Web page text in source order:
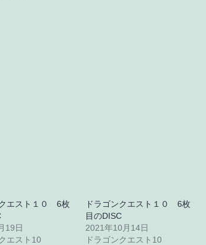
エスト１０ 6枚
19日
エスト10
ドラゴンクエスト１０ 6枚
目のDISC
2021年10月14日
ドラゴンクエスト10